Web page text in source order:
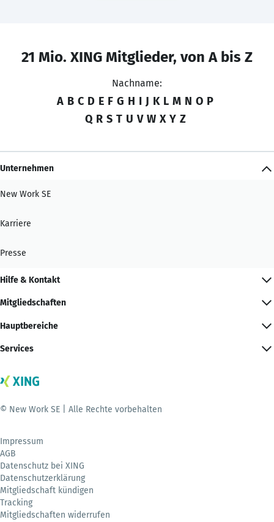
21 Mio. XING Mitglieder, von A bis Z
Nachname:
A B C D E F G H I J K L M N O P
Q R S T U V W X Y Z
Unternehmen
New Work SE
Karriere
Presse
Hilfe & Kontakt
Mitgliedschaften
Hauptbereiche
Services
© New Work SE | Alle Rechte vorbehalten
Impressum
AGB
Datenschutz bei XING
Datenschutzerklärung
Mitgliedschaft kündigen
Tracking
Mitgliedschaften widerrufen